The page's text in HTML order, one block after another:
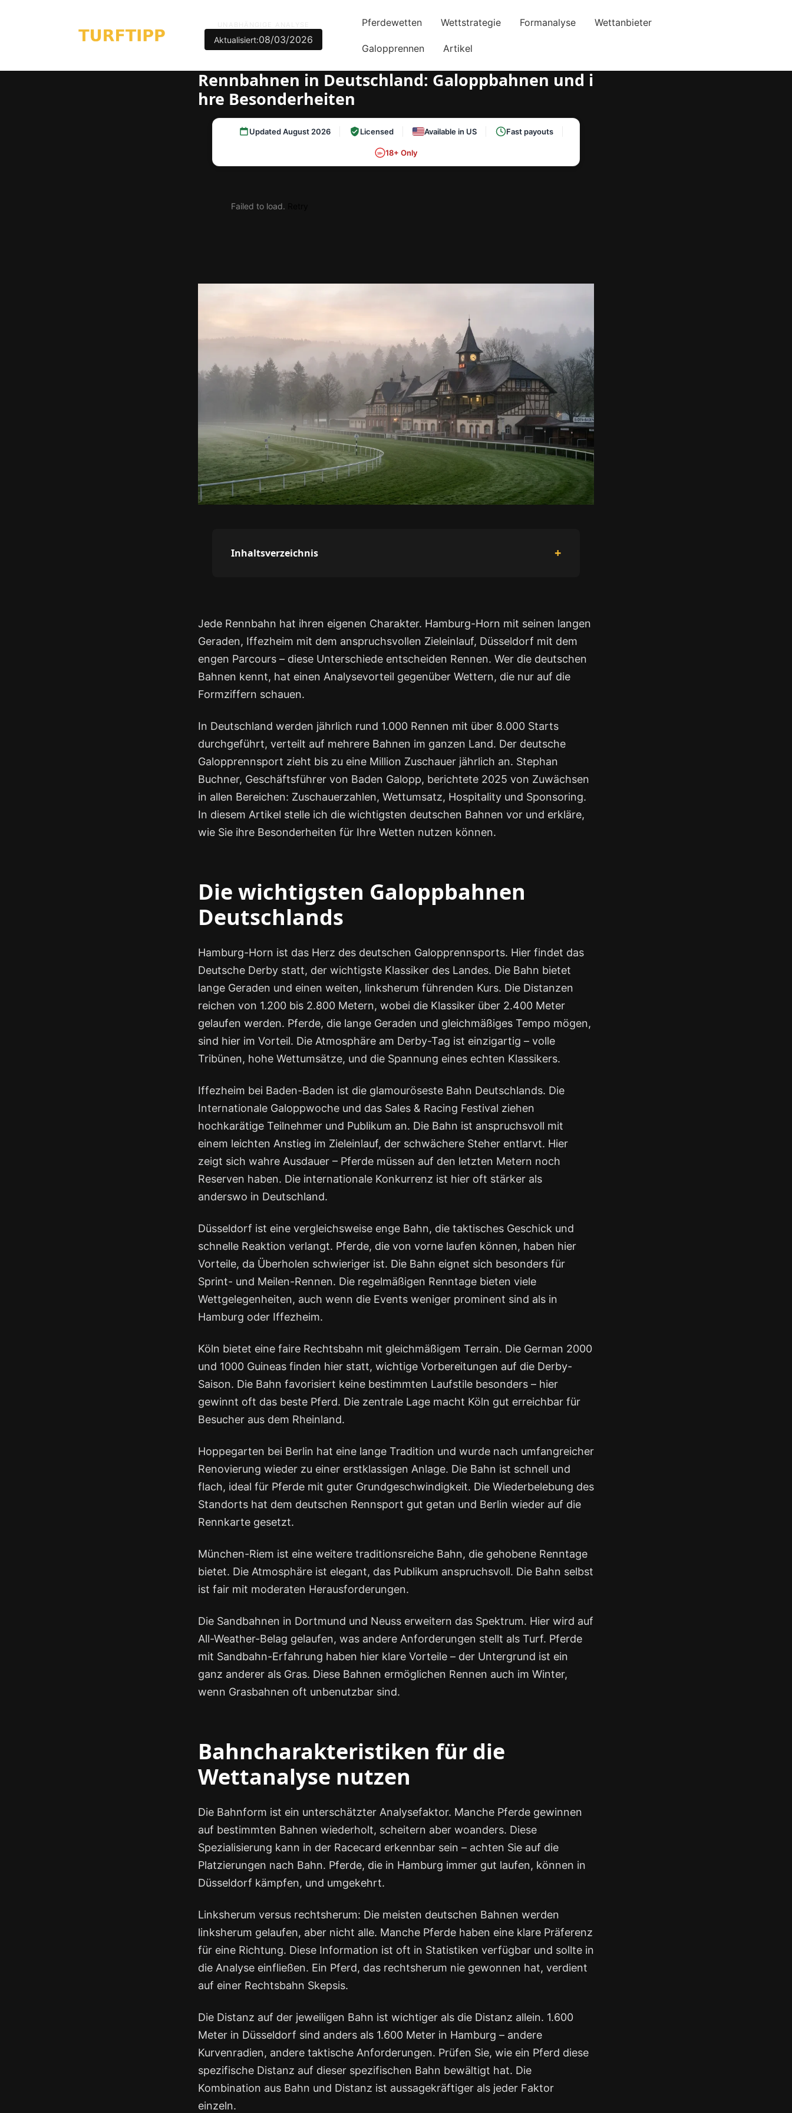
Aktualisiert:08/03/2026
Pferdewetten Wettstrategie Formanalyse Wettanbieter
Galopprennen Artikel
Rennbahnen in Deutschland: Galoppbahnen und i
hre Besonderheiten
Updated August 2026 Licensed Available in US Fast payouts
18+ 18+ Only
Failed to load.
Inhaltsverzeichnis
Jede Rennbahn hat ihren eigenen Charakter. Hamburg-Horn mit seinen langen
Geraden, Iffezheim mit dem anspruchsvollen Zieleinlauf, Düsseldorf mit dem
engen Parcours – diese Unterschiede entscheiden Rennen. Wer die deutschen
Bahnen kennt, hat einen Analysevorteil gegenüber Wettern, die nur auf die
Formziffern schauen.
In Deutschland werden jährlich rund 1.000 Rennen mit über 8.000 Starts
durchgeführt, verteilt auf mehrere Bahnen im ganzen Land. Der deutsche
Galopprennsport zieht bis zu eine Million Zuschauer jährlich an. Stephan
Buchner, Geschäftsführer von Baden Galopp, berichtete 2025 von Zuwächsen
in allen Bereichen: Zuschauerzahlen, Wettumsatz, Hospitality und Sponsoring.
In diesem Artikel stelle ich die wichtigsten deutschen Bahnen vor und erkläre,
wie Sie ihre Besonderheiten für Ihre Wetten nutzen können.
Die wichtigsten Galoppbahnen
Deutschlands
Hamburg-Horn ist das Herz des deutschen Galopprennsports. Hier findet das
Deutsche Derby statt, der wichtigste Klassiker des Landes. Die Bahn bietet
lange Geraden und einen weiten, linksherum führenden Kurs. Die Distanzen
reichen von 1.200 bis 2.800 Metern, wobei die Klassiker über 2.400 Meter
gelaufen werden. Pferde, die lange Geraden und gleichmäßiges Tempo mögen,
sind hier im Vorteil. Die Atmosphäre am Derby-Tag ist einzigartig – volle
Tribünen, hohe Wettumsätze, und die Spannung eines echten Klassikers.
Iffezheim bei Baden-Baden ist die glamouröseste Bahn Deutschlands. Die
Internationale Galoppwoche und das Sales & Racing Festival ziehen
hochkarätige Teilnehmer und Publikum an. Die Bahn ist anspruchsvoll mit
einem leichten Anstieg im Zieleinlauf, der schwächere Steher entlarvt. Hier
zeigt sich wahre Ausdauer – Pferde müssen auf den letzten Metern noch
Reserven haben. Die internationale Konkurrenz ist hier oft stärker als
anderswo in Deutschland.
Düsseldorf ist eine vergleichsweise enge Bahn, die taktisches Geschick und
schnelle Reaktion verlangt. Pferde, die von vorne laufen können, haben hier
Vorteile, da Überholen schwieriger ist. Die Bahn eignet sich besonders für
Sprint- und Meilen-Rennen. Die regelmäßigen Renntage bieten viele
Wettgelegenheiten, auch wenn die Events weniger prominent sind als in
Hamburg oder Iffezheim.
Köln bietet eine faire Rechtsbahn mit gleichmäßigem Terrain. Die German 2000
und 1000 Guineas finden hier statt, wichtige Vorbereitungen auf die Derby-
Saison. Die Bahn favorisiert keine bestimmten Laufstile besonders – hier
gewinnt oft das beste Pferd. Die zentrale Lage macht Köln gut erreichbar für
Besucher aus dem Rheinland.
Hoppegarten bei Berlin hat eine lange Tradition und wurde nach umfangreicher
Renovierung wieder zu einer erstklassigen Anlage. Die Bahn ist schnell und
flach, ideal für Pferde mit guter Grundgeschwindigkeit. Die Wiederbelebung des
Standorts hat dem deutschen Rennsport gut getan und Berlin wieder auf die
Rennkarte gesetzt.
München-Riem ist eine weitere traditionsreiche Bahn, die gehobene Renntage
bietet. Die Atmosphäre ist elegant, das Publikum anspruchsvoll. Die Bahn selbst
ist fair mit moderaten Herausforderungen.
Die Sandbahnen in Dortmund und Neuss erweitern das Spektrum. Hier wird auf
All-Weather-Belag gelaufen, was andere Anforderungen stellt als Turf. Pferde
mit Sandbahn-Erfahrung haben hier klare Vorteile – der Untergrund ist ein
ganz anderer als Gras. Diese Bahnen ermöglichen Rennen auch im Winter,
wenn Grasbahnen oft unbenutzbar sind.
Bahncharakteristiken für die
Wettanalyse nutzen
Die Bahnform ist ein unterschätzter Analysefaktor. Manche Pferde gewinnen
auf bestimmten Bahnen wiederholt, scheitern aber woanders. Diese
Spezialisierung kann in der Racecard erkennbar sein – achten Sie auf die
Platzierungen nach Bahn. Pferde, die in Hamburg immer gut laufen, können in
Düsseldorf kämpfen, und umgekehrt.
Linksherum versus rechtsherum: Die meisten deutschen Bahnen werden
linksherum gelaufen, aber nicht alle. Manche Pferde haben eine klare Präferenz
für eine Richtung. Diese Information ist oft in Statistiken verfügbar und sollte in
die Analyse einfließen. Ein Pferd, das rechtsherum nie gewonnen hat, verdient
auf einer Rechtsbahn Skepsis.
Die Distanz auf der jeweiligen Bahn ist wichtiger als die Distanz allein. 1.600
Meter in Düsseldorf sind anders als 1.600 Meter in Hamburg – andere
Kurvenradien, andere taktische Anforderungen. Prüfen Sie, wie ein Pferd diese
spezifische Distanz auf dieser spezifischen Bahn bewältigt hat. Die
Kombination aus Bahn und Distanz ist aussagekräftiger als jeder Faktor
einzeln.